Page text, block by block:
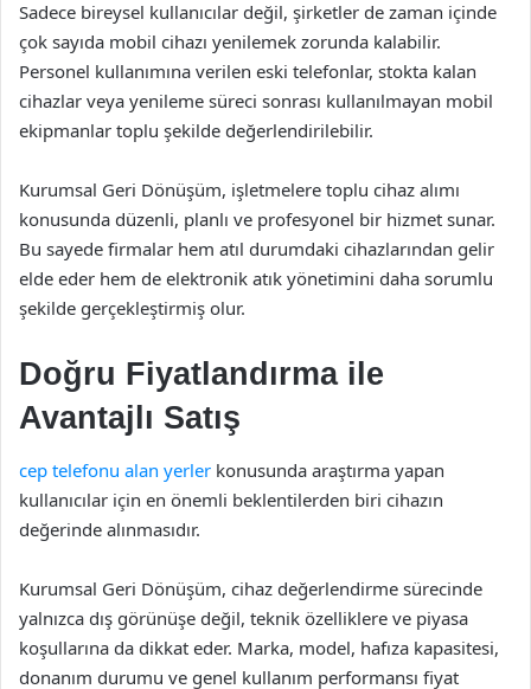
Sadece bireysel kullanıcılar değil, şirketler de zaman içinde
çok sayıda mobil cihazı yenilemek zorunda kalabilir.
Personel kullanımına verilen eski telefonlar, stokta kalan
cihazlar veya yenileme süreci sonrası kullanılmayan mobil
ekipmanlar toplu şekilde değerlendirilebilir.
Kurumsal Geri Dönüşüm, işletmelere toplu cihaz alımı
konusunda düzenli, planlı ve profesyonel bir hizmet sunar.
Bu sayede firmalar hem atıl durumdaki cihazlarından gelir
elde eder hem de elektronik atık yönetimini daha sorumlu
şekilde gerçekleştirmiş olur.
Doğru Fiyatlandırma ile
Avantajlı Satış
cep telefonu alan yerler konusunda araştırma yapan
kullanıcılar için en önemli beklentilerden biri cihazın
değerinde alınmasıdır.
Kurumsal Geri Dönüşüm, cihaz değerlendirme sürecinde
yalnızca dış görünüşe değil, teknik özelliklere ve piyasa
koşullarına da dikkat eder. Marka, model, hafıza kapasitesi,
donanım durumu ve genel kullanım performansı fiyat